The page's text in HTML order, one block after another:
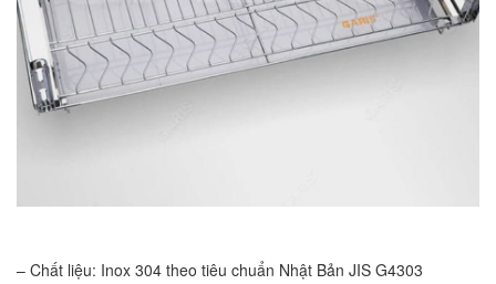
– Chất liệu: Inox 304 theo tiêu chuẩn Nhật Bản JIS G4303